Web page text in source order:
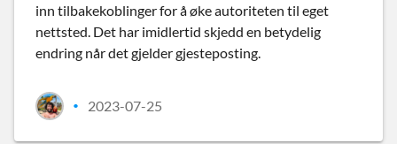
inn tilbakekoblinger for å øke autoriteten til eget
nettsted. Det har imidlertid skjedd en betydelig
endring når det gjelder gjesteposting.
• 2023-07-25